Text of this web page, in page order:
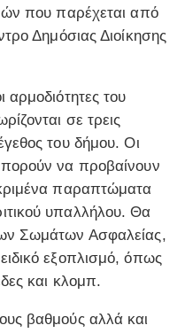
που παρέχεται από
Δημόσιας Διοίκησης
του
σε τρεις
του δήμου. Οι
να προβαίνουν
παραπτώματα
υπαλλήλου. Θα
Σωμάτων Ασφαλείας,
εξοπλισμό, όπως
και κλομπ.
βαθμούς αλλά και